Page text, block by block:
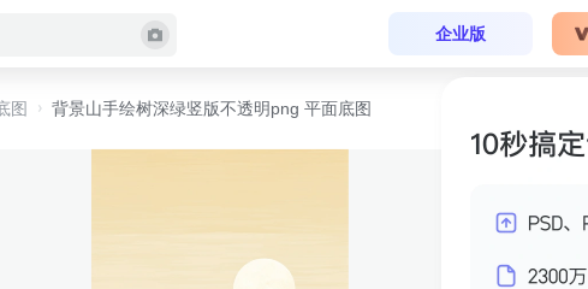
企业版
图 背景山手绘树深绿竖版不透明png 平面底图